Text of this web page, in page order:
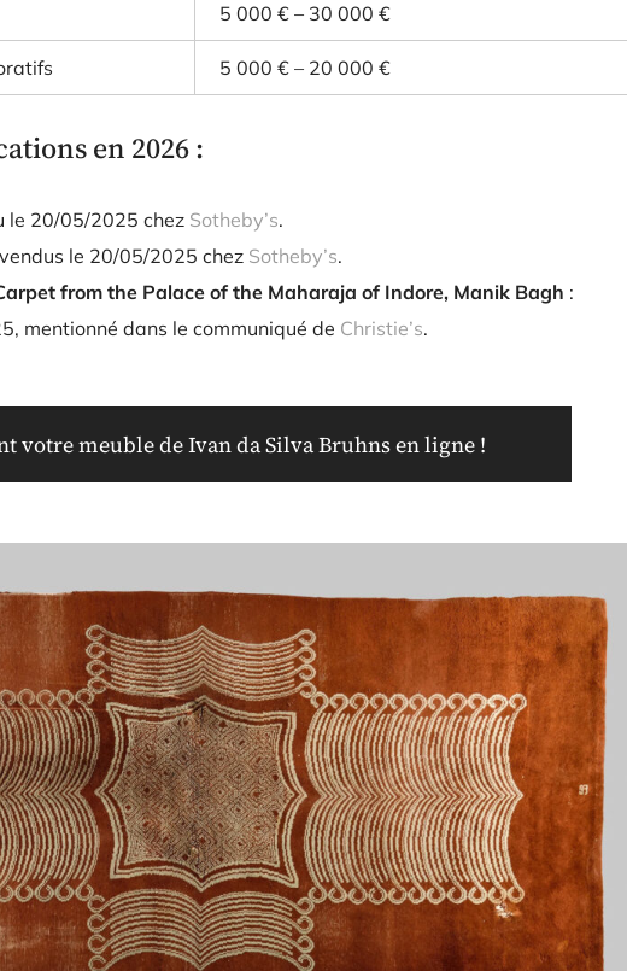
5 000 € – 30 000 €
5 000 € – 20 000 €
en 2026 :
le 20/05/2025 chez Sotheby’s.
le 20/05/2025 chez Sotheby’s.
from the Palace of the Maharaja of Indore, Manik Bagh :
mentionné dans le communiqué de Christie’s.
votre meuble de Ivan da Silva Bruhns en ligne !